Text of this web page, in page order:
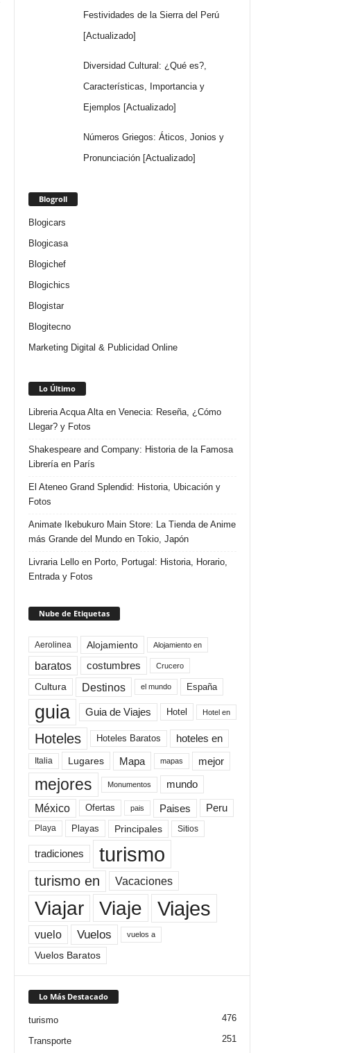
Festividades de la Sierra del Perú
[Actualizado]
Diversidad Cultural: ¿Qué es?,
Características, Importancia y
Ejemplos [Actualizado]
Números Griegos: Áticos, Jonios y
Pronunciación [Actualizado]
Blogroll
Blogicars
Blogicasa
Blogichef
Blogichics
Blogistar
Blogitecno
Marketing Digital & Publicidad Online
Lo Último
Libreria Acqua Alta en Venecia: Reseña, ¿Cómo
Llegar? y Fotos
Shakespeare and Company: Historia de la Famosa
Librería en París
El Ateneo Grand Splendid: Historia, Ubicación y
Fotos
Animate Ikebukuro Main Store: La Tienda de Anime
más Grande del Mundo en Tokio, Japón
Livraria Lello en Porto, Portugal: Historia, Horario,
Entrada y Fotos
Nube de Etiquetas
Aerolinea Alojamiento Alojamiento en
baratos costumbres Crucero
Cultura Destinos el mundo España
guia Guia de Viajes Hotel Hotel en
Hoteles Hoteles Baratos hoteles en
Italia Lugares Mapa mapas mejor
mejores Monumentos mundo
México Ofertas pais Paises Peru
Playa Playas Principales Sitios
tradiciones turismo
turismo en Vacaciones
Viajar Viaje Viajes
vuelo Vuelos vuelos a
Vuelos Baratos
Lo Más Destacado
turismo 476
Transporte 251